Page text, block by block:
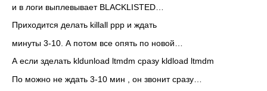
и в логи выплевывает BLACKLISTED…
Приходится делать killall ppp и ждать
минуты 3-10. А потом все опять по новой…
А если зделать kldunload ltmdm сразу kldload ltmdm
По можно не ждать 3-10 мин , он звонит сразу…